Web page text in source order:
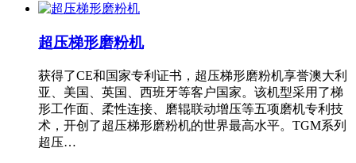
超压梯形磨粉机
获得了CE和国家专利证书，超压梯形磨粉机享誉澳大利
亚、美国、英国、西班牙等客户国家。该机型采用了梯
形工作面、柔性连接、磨辊联动增压等五项磨机专利技
术，开创了超压梯形磨粉机的世界最高水平。TGM系列
超压…